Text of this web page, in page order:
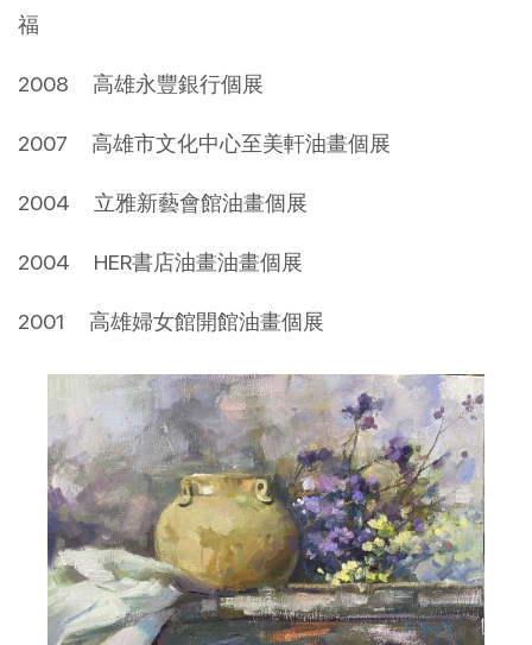
福
2008 高雄永豐銀行個展
2007 高雄市文化中心至美軒油畫個展
2004 立雅新藝會館油畫個展
2004 HER書店油畫油畫個展
2001 高雄婦女館開館油畫個展